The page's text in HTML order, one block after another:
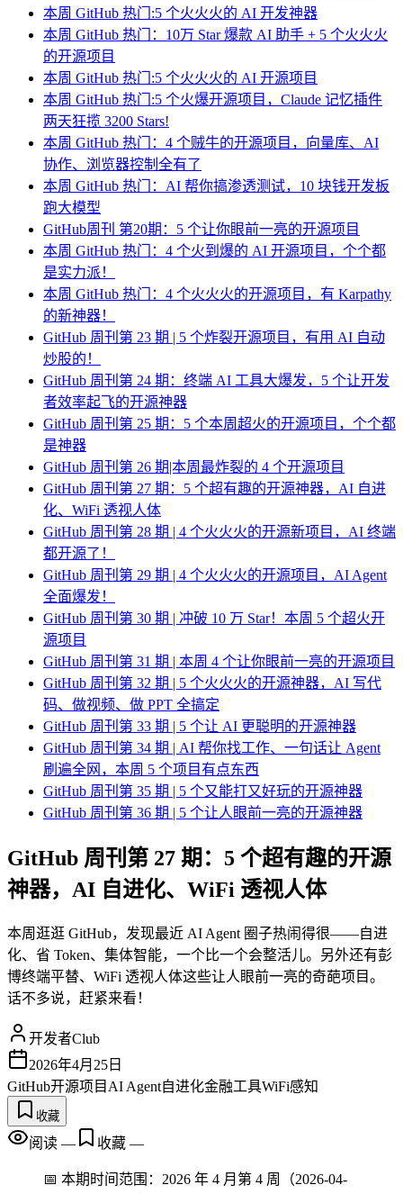
本周 GitHub 热门:5 个火火火的 AI 开发神器
本周 GitHub 热门：10万 Star 爆款 AI 助手 + 5 个火火火
的开源项目
本周 GitHub 热门:5 个火火火的 AI 开源项目
本周 GitHub 热门:5 个火爆开源项目，Claude 记忆插件
两天狂揽 3200 Stars!
本周 GitHub 热门：4 个贼牛的开源项目，向量库、AI
协作、浏览器控制全有了
本周 GitHub 热门：AI 帮你搞渗透测试，10 块钱开发板
跑大模型
GitHub周刊 第20期：5 个让你眼前一亮的开源项目
本周 GitHub 热门：4 个火到爆的 AI 开源项目，个个都
是实力派！
本周 GitHub 热门：4 个火火火的开源项目，有 Karpathy
的新神器！
GitHub 周刊第 23 期 | 5 个炸裂开源项目，有用 AI 自动
炒股的！
GitHub 周刊第 24 期：终端 AI 工具大爆发，5 个让开发
者效率起飞的开源神器
GitHub 周刊第 25 期：5 个本周超火的开源项目，个个都
是神器
GitHub 周刊第 26 期|本周最炸裂的 4 个开源项目
GitHub 周刊第 27 期：5 个超有趣的开源神器，AI 自进
化、WiFi 透视人体
GitHub 周刊第 28 期 | 4 个火火火的开源新项目，AI 终端
都开源了！
GitHub 周刊第 29 期 | 4 个火火火的开源项目，AI Agent
全面爆发！
GitHub 周刊第 30 期 | 冲破 10 万 Star！本周 5 个超火开
源项目
GitHub 周刊第 31 期 | 本周 4 个让你眼前一亮的开源项目
GitHub 周刊第 32 期 | 5 个火火火的开源神器，AI 写代
码、做视频、做 PPT 全搞定
GitHub 周刊第 33 期 | 5 个让 AI 更聪明的开源神器
GitHub 周刊第 34 期 | AI 帮你找工作、一句话让 Agent
刷遍全网，本周 5 个项目有点东西
GitHub 周刊第 35 期 | 5 个又能打又好玩的开源神器
GitHub 周刊第 36 期 | 5 个让人眼前一亮的开源神器
GitHub 周刊第 27 期：5 个超有趣的开源
神器，AI 自进化、WiFi 透视人体
本周逛逛 GitHub，发现最近 AI Agent 圈子热闹得很——自进
化、省 Token、集体智能，一个比一个会整活儿。另外还有彭
博终端平替、WiFi 透视人体这些让人眼前一亮的奇葩项目。
话不多说，赶紧来看！
开发者Club
2026年4月25日
GitHub开源项目 AI Agent自进化金融工具WiFi感知
收藏
阅读 — 收藏 —
📅 本期时间范围：2026 年 4 月第 4 周（2026-04-